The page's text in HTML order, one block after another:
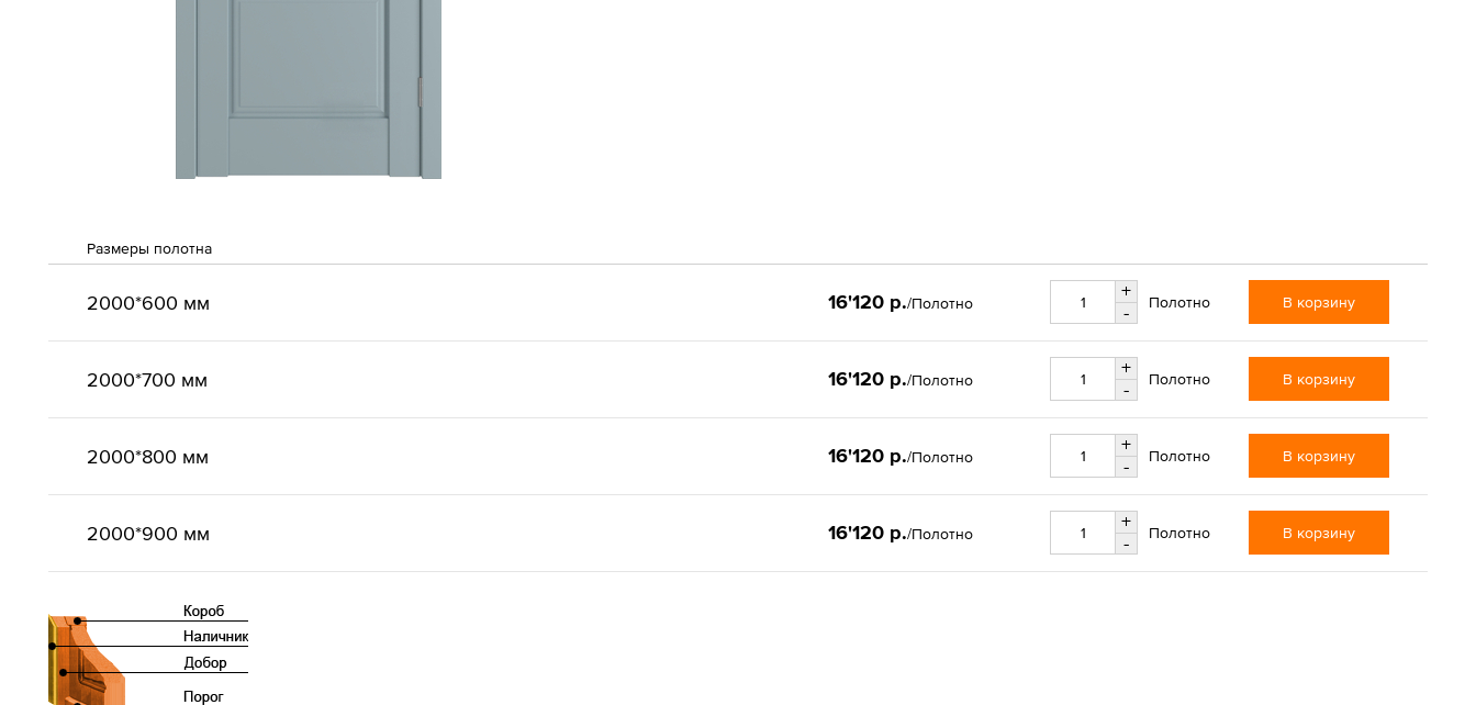
Размеры полотна
2000*600 мм 16'120 р./Полотно
+
-
Полотно В корзину
2000*700 мм 16'120 р./Полотно
+
-
Полотно В корзину
2000*800 мм 16'120 р./Полотно
+
-
Полотно В корзину
2000*900 мм 16'120 р./Полотно
+
-
Полотно В корзину